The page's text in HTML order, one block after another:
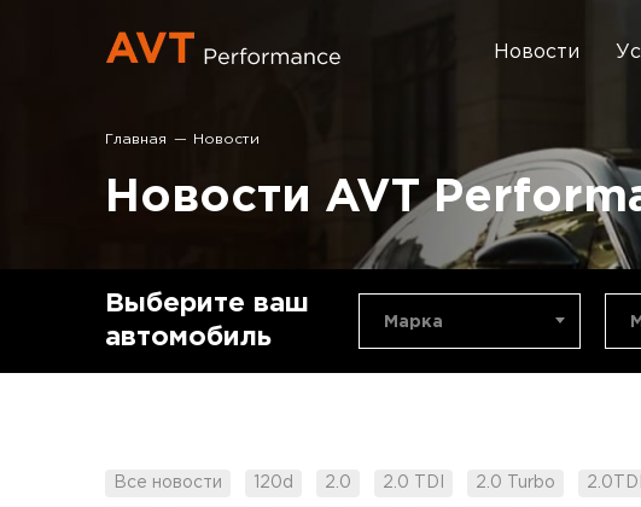
Новости
Главная Новости
Новости AVT
Выберите ваш
автомобиль
Марка
Все новости 120d 2.0 2.0 TDI 2.0 Turbo 2.0TDI